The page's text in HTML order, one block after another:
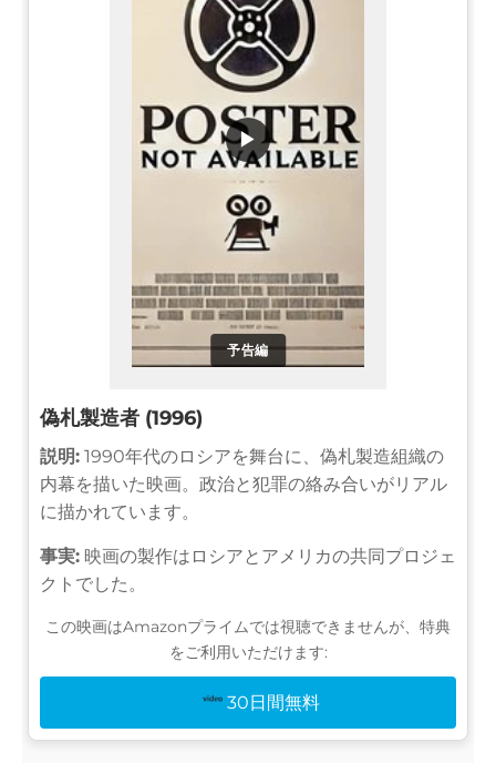
予告編
▶
偽札製造者 (1996)
説明: 1990年代のロシアを舞台に、偽札製造組織の
内幕を描いた映画。政治と犯罪の絡み合いがリアル
に描かれています。
事実: 映画の製作はロシアとアメリカの共同プロジェ
クトでした。
この映画はAmazonプライムでは視聴できませんが、特典
をご利用いただけます:
30日間無料